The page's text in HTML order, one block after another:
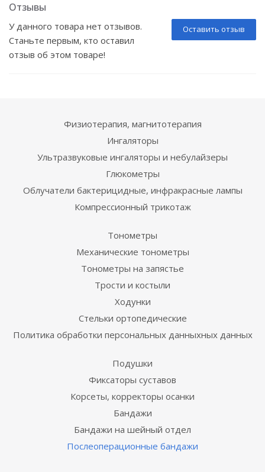
Отзывы
Оставить отзыв
У данного товара нет отзывов.
Станьте первым, кто оставил
отзыв об этом товаре!
Физиотерапия, магнитотерапия
Ингаляторы
Ультразвуковые ингаляторы и небулайзеры
Глюкометры
Облучатели бактерицидные, инфракрасные лампы
Компрессионный трикотаж
Тонометры
Механические тонометры
Тонометры на запястье
Трости и костыли
Ходунки
Стельки ортопедические
Политика обработки персональных данныхных данных
Подушки
Фиксаторы суставов
Корсеты, корректоры осанки
Бандажи
Бандажи на шейный отдел
Послеоперационные бандажи